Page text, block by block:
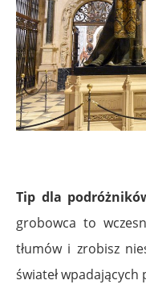
Tip dla
grobowca to
tłumów i zrobisz
świateł wpadających